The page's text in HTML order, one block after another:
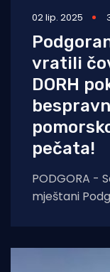
02 lip. 2025
vratili
DORH
pečata!
PODGORA -
mještani